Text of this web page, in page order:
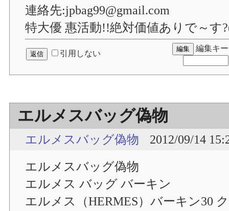
連絡先:jpbag99@gmail.com
特大優 惠活動!!絶対価値ありで～す
引用しない
編集キー
エルメスバッグ偽物
エルメスバッグ偽物
2012/09/14
エルメスバッグ偽物
エルメス バッグ バーキン
エルメス（HERMES）バーキン30